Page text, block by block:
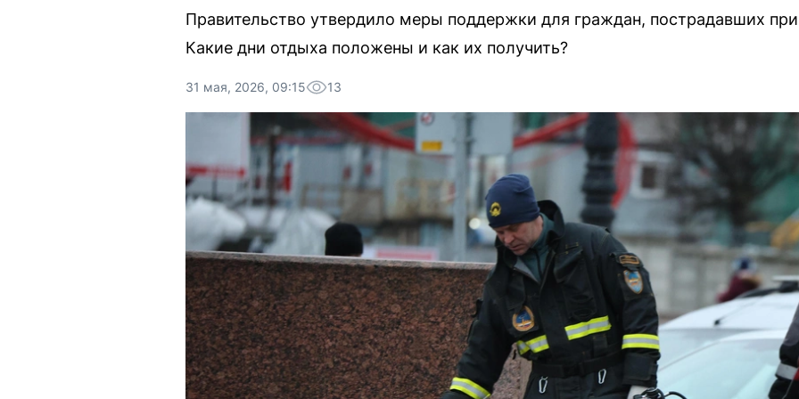
Правительство утвердило меры поддержки для граждан, пострадавших
Какие дни отдыха положены и как их получить?
31 мая, 2026, 09:15 13